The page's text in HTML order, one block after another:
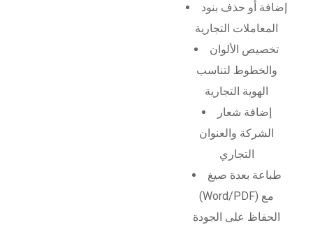
إضافة أو حذف بنود
المعاملات التجارية
تخصيص الألوان
والخطوط لتناسب
الهوية التجارية
إضافة شعار
الشركة والعنوان
التجاري
طباعة بعدة صيغ
(Word/PDF) مع
الحفاظ على الجودة